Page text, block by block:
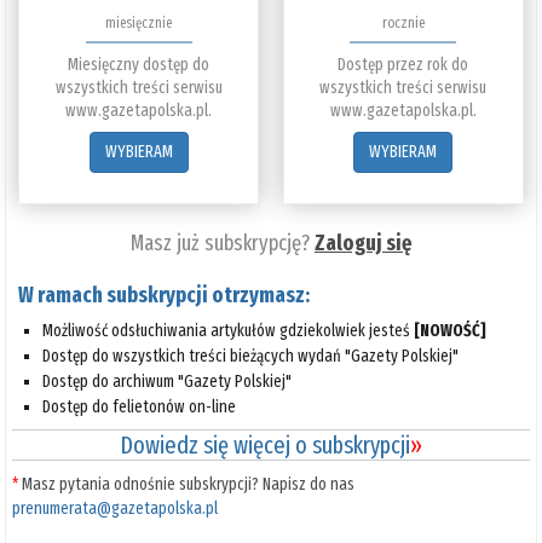
miesięcznie
Miesięczny dostęp do
wszystkich treści serwisu
www.gazetapolska.pl.
WYBIERAM
rocznie
Dostęp przez rok do
wszystkich treści serwisu
www.gazetapolska.pl.
WYBIERAM
Masz już subskrypcję?Zaloguj się
W ramach subskrypcji otrzymasz:
Możliwość odsłuchiwania artykułów gdziekolwiek jesteś [NOWOŚĆ]
Dostęp do wszystkich treści bieżących wydań "Gazety Polskiej"
Dostęp do archiwum "Gazety Polskiej"
Dostęp do felietonów on-line
Dowiedz się więcej o subskrypcji»
*Masz pytania odnośnie subskrypcji? Napisz do nas
prenumerata@gazetapolska.pl